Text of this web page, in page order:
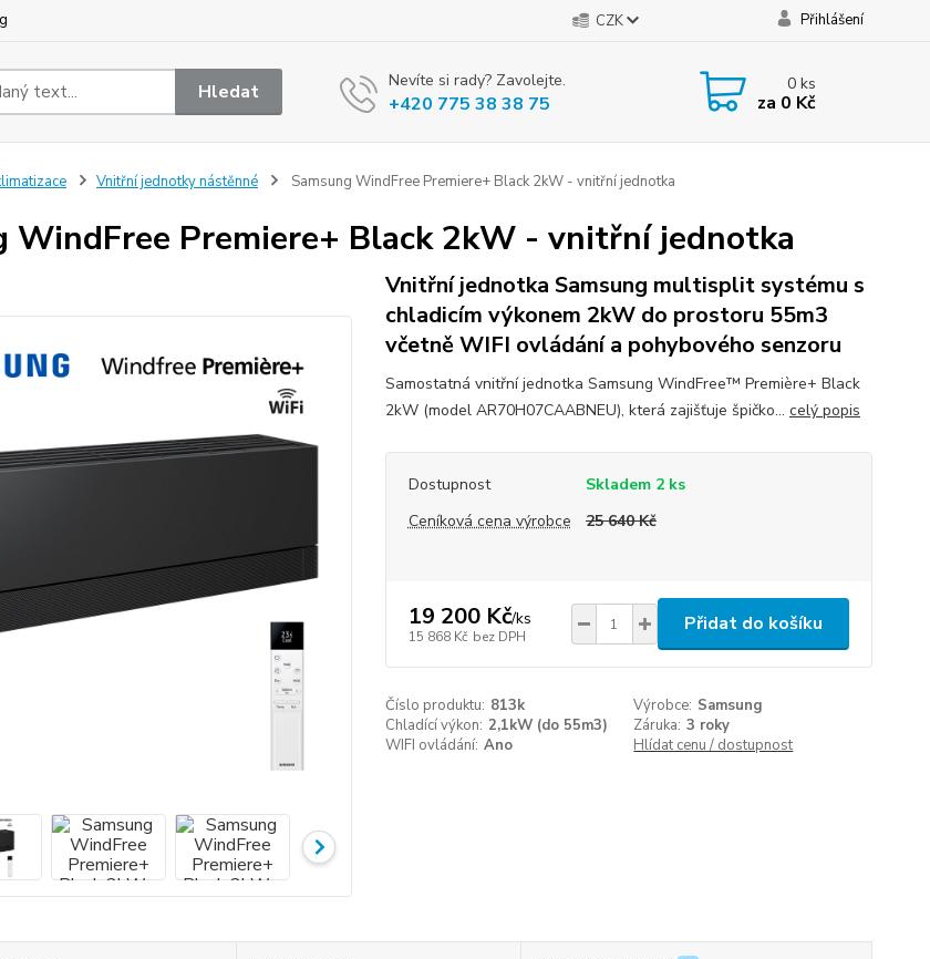
CZK Přihlášení
Hledat Nevíte si rady? Zavolejte.
+420 775 38 38 75
0ks
za 0 Kč
Vnitřní jednotky nástěnné Samsung WindFree Premiere+ Black 2kW - vnitřní jednotka
WindFree Premiere+ Black 2kW - vnitřní jednotka
Vnitřní jednotka Samsung multisplit systému s
chladicím výkonem 2kW do prostoru 55m3
včetně WIFI ovládání a pohybového senzoru
Samostatná vnitřní jednotka Samsung WindFree™ Première+ Black
2kW (model AR70H07CAABNEU), která zajišťuje špičko... celý popis
Dostupnost
Skladem 2 ks
Ceníková cena výrobce
25 640 Kč
19 200 Kč/ks
15 868 Kč bez DPH
Přidat do košíku
Číslo produktu: 813k Výrobce: Samsung
Chladící výkon: 2,1kW (do 55m3) Záruka: 3 roky
WIFI ovládání: Ano Hlídat cenu / dostupnost